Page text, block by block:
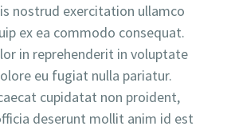
nostrud exercitation ullamco
ex ea commodo consequat.
in reprehenderit in voluptate
eu fugiat nulla pariatur.
cupidatat non proident,
deserunt mollit anim id est